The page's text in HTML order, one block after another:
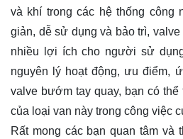
và khí trong các hệ thống công
giản, dễ sử dụng và bảo trì,
nhiều lợi ích cho người sử
nguyên lý hoạt động, ưu điểm,
valve bướm tay quay, bạn có
của loại van này trong công việc
Rất mong các bạn quan tâm và